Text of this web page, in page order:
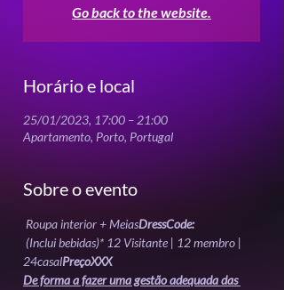
Go back to the website.
Horário e local
25/01/2023, 17:00 – 21:00
Apartamento, Porto, Portugal
Sobre o evento
Roupa interior + MeiasDressCode:
(Inclui bebidas)* 12 Visitante | 12 membro |
24casalPreçoXXX
De forma a fazer uma gestão adequada das